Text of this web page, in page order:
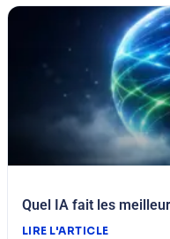
Quel IA fait les
LIRE L'ARTICLE